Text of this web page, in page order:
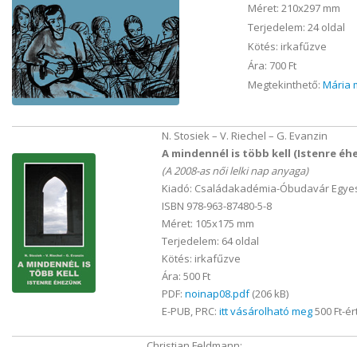
Méret: 210x297 mm
Terjedelem: 24 oldal
Kötés: irkafűzve
Ára: 700 Ft
Megtekinthető: Mária
N. Stosiek – V. Riechel – G. Evanzin
A mindennél is több kell (Istenre
(A 2008-as női lelki nap anyaga)
Kiadó: Családakadémia-Óbudavár
ISBN 978-963-87480-5-8
Méret: 105x175 mm
Terjedelem: 64 oldal
Kötés: irkafűzve
Ára: 500 Ft
PDF: noinap08.pdf(206 kB)
E-PUB, PRC: itt vásárolható meg500 Ft-